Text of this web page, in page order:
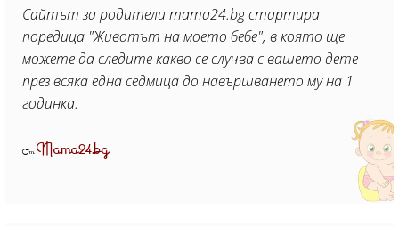
Сайтът за родители mama24.bg стартира
поредица "Животът на моето бебе", в която ще
можете да следите какво се случва с вашето дете
през всяка една седмица до навършването му на 1
годинка.
ОтMama24.bg